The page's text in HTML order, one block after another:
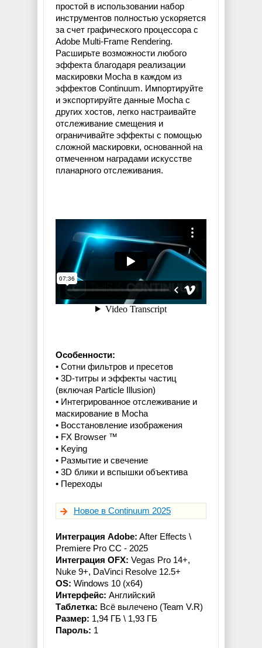
простой в использовании набор
инструментов полностью ускоряется
за счет графического процессора с
Adobe Multi-Frame Rendering.
Расширьте возможности любого
эффекта благодаря реализации
маскировки Mocha в каждом из
эффектов Continuum. Импортируйте
и экспортируйте данные Mocha с
других хостов, легко настраивайте
отслеживание смещения и
ограничивайте эффекты с помощью
сложной маскировки, основанной на
отмеченном наградами искусстве
планарного отслеживания.
Особенности:
• Сотни фильтров и пресетов
• 3D-титры и эффекты частиц
(включая Particle Illusion)
• Интегрированное отслеживание и
маскирование в Mocha
• Восстановление изображения
• FX Browser ™
• Keying
• Размытие и свечение
• 3D блики и вспышки объектива
• Переходы
Новое в Continuum 2025
Интеграция Adobe: After Effects \
Premiere Pro СС - 2025
Интеграция OFX: Vegas Pro 14+,
Nuke 9+, DaVinci Resolve 12.5+
OS: Windows 10 (x64)
Интерфейс: Английский
Таблетка: Всё вылечено (Team V.R)
Размер: 1,94 ГБ \ 1,93 ГБ
Пароль: 1